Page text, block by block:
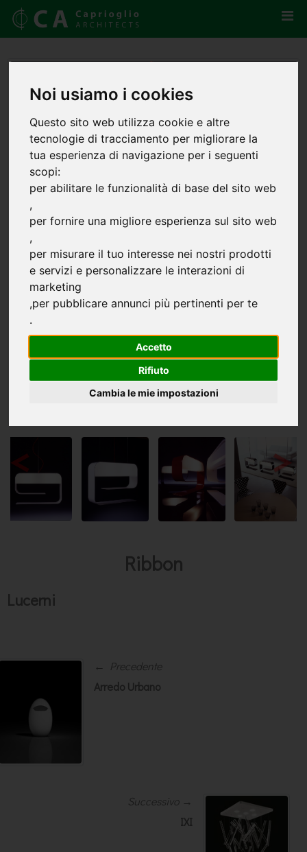
Noi usiamo i cookies
Questo sito web utilizza cookie e altre
tecnologie di tracciamento per migliorare la
tua esperienza di navigazione per i seguenti
scopi:
per abilitare le funzionalità di base del sito web
,
per fornire una migliore esperienza sul sito web
,
per misurare il tuo interesse nei nostri prodotti
e servizi e personalizzare le interazioni di
marketing
,per pubblicare annunci più pertinenti per te
.
Accetto
Rifiuto
Cambia le mie impostazioni
< >
Ribbon
Lucerni
← Precedente
Arredo Urbano
Successivo →
IXI